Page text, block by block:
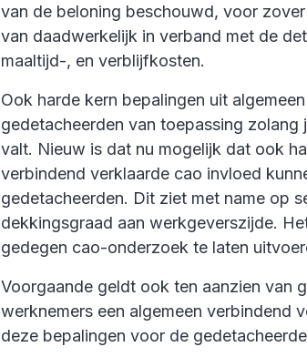
van de beloning beschouwd, voor
van daadwerkelijk in verband met de
maaltijd-, en verblijfkosten.
Ook harde kern bepalingen uit
gedetacheerden van toepassing
valt. Nieuw is dat nu mogelijk dat ook
verbindend verklaarde cao invloed
gedetacheerden. Dit ziet met name op
dekkingsgraad aan werkgeverszijde.
gedegen cao-onderzoek te laten
Voorgaande geldt ook ten aanzien van
werknemers een algemeen verbindend
deze bepalingen voor de